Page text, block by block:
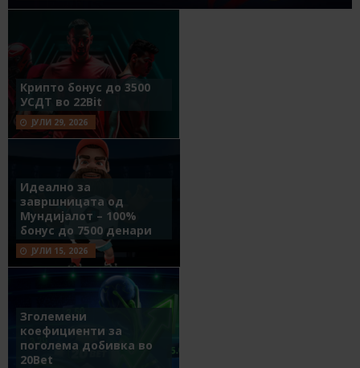
Крипто бонус до 3500
УСДТ во 22Bit
ЈУЛИ 29, 2026
Идеално за
завршницата од
Мундијалот – 100%
бонус до 7500 денари
ЈУЛИ 15, 2026
Зголемени
коефициенти за
поголема добивка во
20Bet